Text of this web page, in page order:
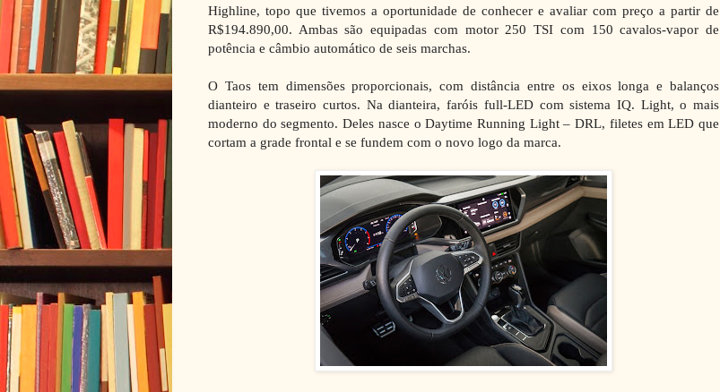
Highline, topo que tivemos a oportunidade de conhecer e avaliar com preço a partir de
R$194.890,00. Ambas são equipadas com motor 250 TSI com 150 cavalos-vapor de
potência e câmbio automático de seis marchas.
O Taos tem dimensões proporcionais, com distância entre os eixos longa e balanços
dianteiro e traseiro curtos. Na dianteira, faróis full-LED com sistema IQ. Light, o mais
moderno do segmento. Deles nasce o Daytime Running Light – DRL, filetes em LED que
cortam a grade frontal e se fundem com o novo logo da marca.